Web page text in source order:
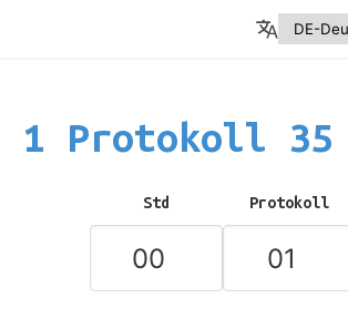
1 Protokoll 35
Std Protokoll